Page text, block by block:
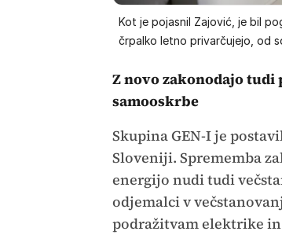
Kot je pojasnil Zajović, je bil
črpalko letno privarčujejo, od
Z novo zakonodajo
samooskrbe
Skupina GEN-I je
Sloveniji. Sprememba
energijo nudi tudi
odjemalci v
podražitvam elektrike